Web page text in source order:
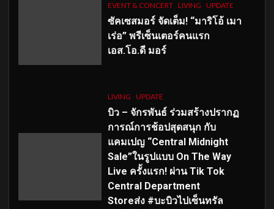
EVENT & CONCERT LIVING UPDATE
ซัคเซสมอร์ จัดเต็ม! “มาริโอ้ เมา
เร่อ” พรีเซ็นเตอร์คนแรก
เอส.โอ.ดี มอร์
LIVING UPDATE
บิว – จักรพันธ์ ร่วมสร้างปรากฏ
การณ์การช้อปสุดสนุก กับ
แคมเปญ “Central Midnight
Sale”ในรูปแบบ On The Way
Live ครั้งแรก! ผ่าน Tik Tok
Central Department
Storeส่ง #บะบิวไปเซ็นทรัล